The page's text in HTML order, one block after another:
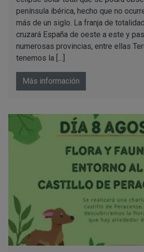
península ibérica, hecho que no
más de un siglo. La franja de
cruzará España de oeste a este y
numerosas provincias, entre ellas
tenemos la […]
Más información